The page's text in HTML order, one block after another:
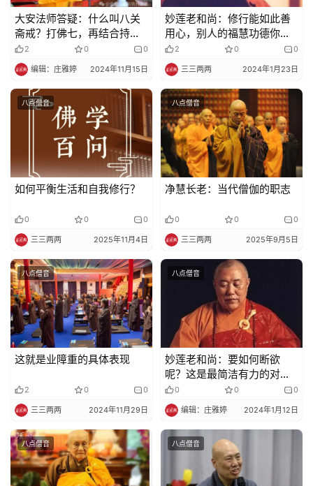
佛
教
术
政
规
责
声
大安法师答疑：什么叫八关
斋戒？打佛七，再结合持戒
会更殊胜，为何打佛七那么
踊跃，而同时持戒的居士并
不多？
2 0 0
编辑：庄雅婷 2024年11月15日
妙莲老和尚：修行能如此善
用心，别人的福慧功德你也
能有份
2 0 0
三三两两 2024年1月23日
八点僧音
如何平衡生活和自我修行？
0 0 0
三三两两 2025年11月4日
八点僧音
净慧长老：当代僧伽的职志
0 0 0
三三两两 2025年9月5日
八点僧音
这就是业障重的具体表现
2 0 0
三三两两 2024年11月29日
八点僧音
妙莲老和尚：要如何断欲
呢？这是最简洁有力的对治
法0 0 0
编辑：庄雅婷 2024年1月12日
八点僧音 八点僧音